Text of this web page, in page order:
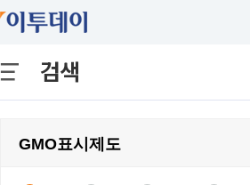
검색